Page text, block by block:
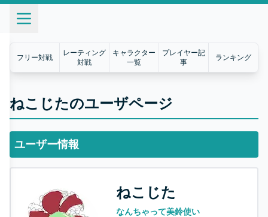
フリー対戦
レーティング
対戦
キャラクター
一覧
プレイヤー記
事
ランキング
ねこじたのユーザページ
ユーザー情報
ねこじた
なんちゃって美鈴使い